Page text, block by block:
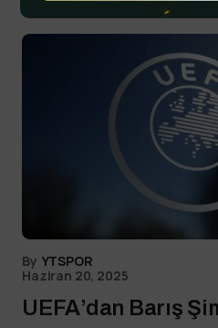
By YTSPOR
Haziran 20, 2025
UEFA’dan Barış